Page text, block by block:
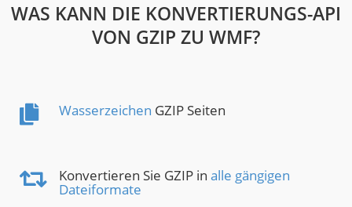
WAS KANN DIE KONVERTIERUNGS-API
VON GZIP ZU WMF?
Wasserzeichen GZIP Seiten
Konvertieren Sie GZIP in alle gängigen
Dateiformate